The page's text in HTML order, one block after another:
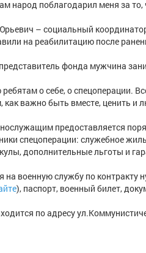
народ поблагодарил меня за
– социальный
на реабилитацию после
фонда мужчина
о себе, о спецоперации.
как важно быть вместе, ценить и
предоставляется
спецоперации: служебное
дополнительные льготы и
на военную службу по
), паспорт, военный билет,
по адресу